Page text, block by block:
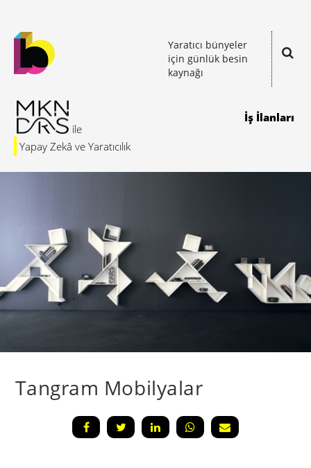
Yaratıcı bünyeler
için günlük besin
kaynağı
Yapay Zekâ ve Yaratıcılık
İş İlanları
Tangram Mobilyalar